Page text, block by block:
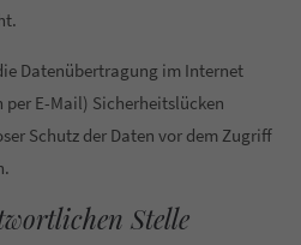
Datenübertragung im Internet
E-Mail) Sicherheitslücken
Schutz der Daten vor dem Zugriff
Stelle